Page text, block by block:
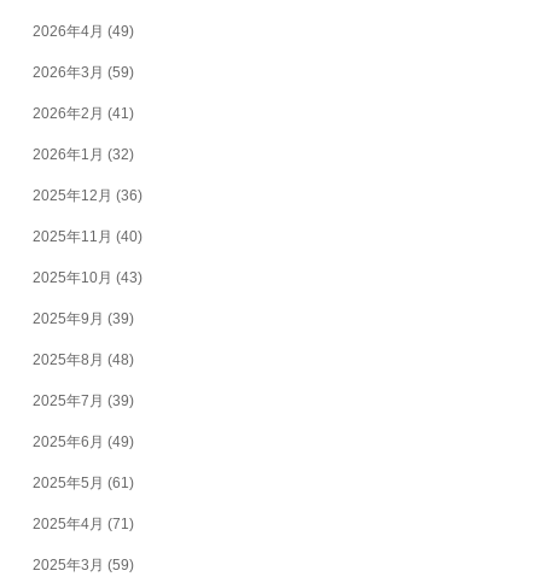
2026年4月 (49)
2026年3月 (59)
2026年2月 (41)
2026年1月 (32)
2025年12月 (36)
2025年11月 (40)
2025年10月 (43)
2025年9月 (39)
2025年8月 (48)
2025年7月 (39)
2025年6月 (49)
2025年5月 (61)
2025年4月 (71)
2025年3月 (59)